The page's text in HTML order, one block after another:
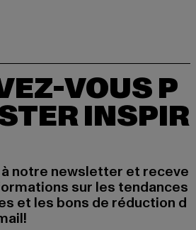
VOUS P
INSPIR
notre newsletter et receve
sur les tendances
et les bons de réduction d